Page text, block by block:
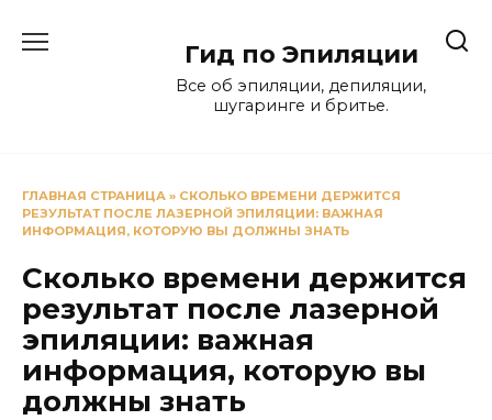
Гид по Эпиляции
Все об эпиляции, депиляции,
шугаринге и бритье.
ГЛАВНАЯ СТРАНИЦА » СКОЛЬКО ВРЕМЕНИ ДЕРЖИТСЯ
РЕЗУЛЬТАТ ПОСЛЕ ЛАЗЕРНОЙ ЭПИЛЯЦИИ: ВАЖНАЯ
ИНФОРМАЦИЯ, КОТОРУЮ ВЫ ДОЛЖНЫ ЗНАТЬ
Сколько времени держится
результат после лазерной
эпиляции: важная
информация, которую вы
должны знать